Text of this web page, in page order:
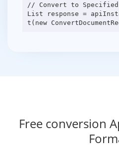
// Convert to Specified
List response =
Free conversion